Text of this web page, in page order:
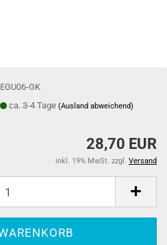
EGU06-GK
ca. 3-4 Tage(Ausland abweichend)
28,70 EUR
inkl. 19% MwSt. zzgl. Versand